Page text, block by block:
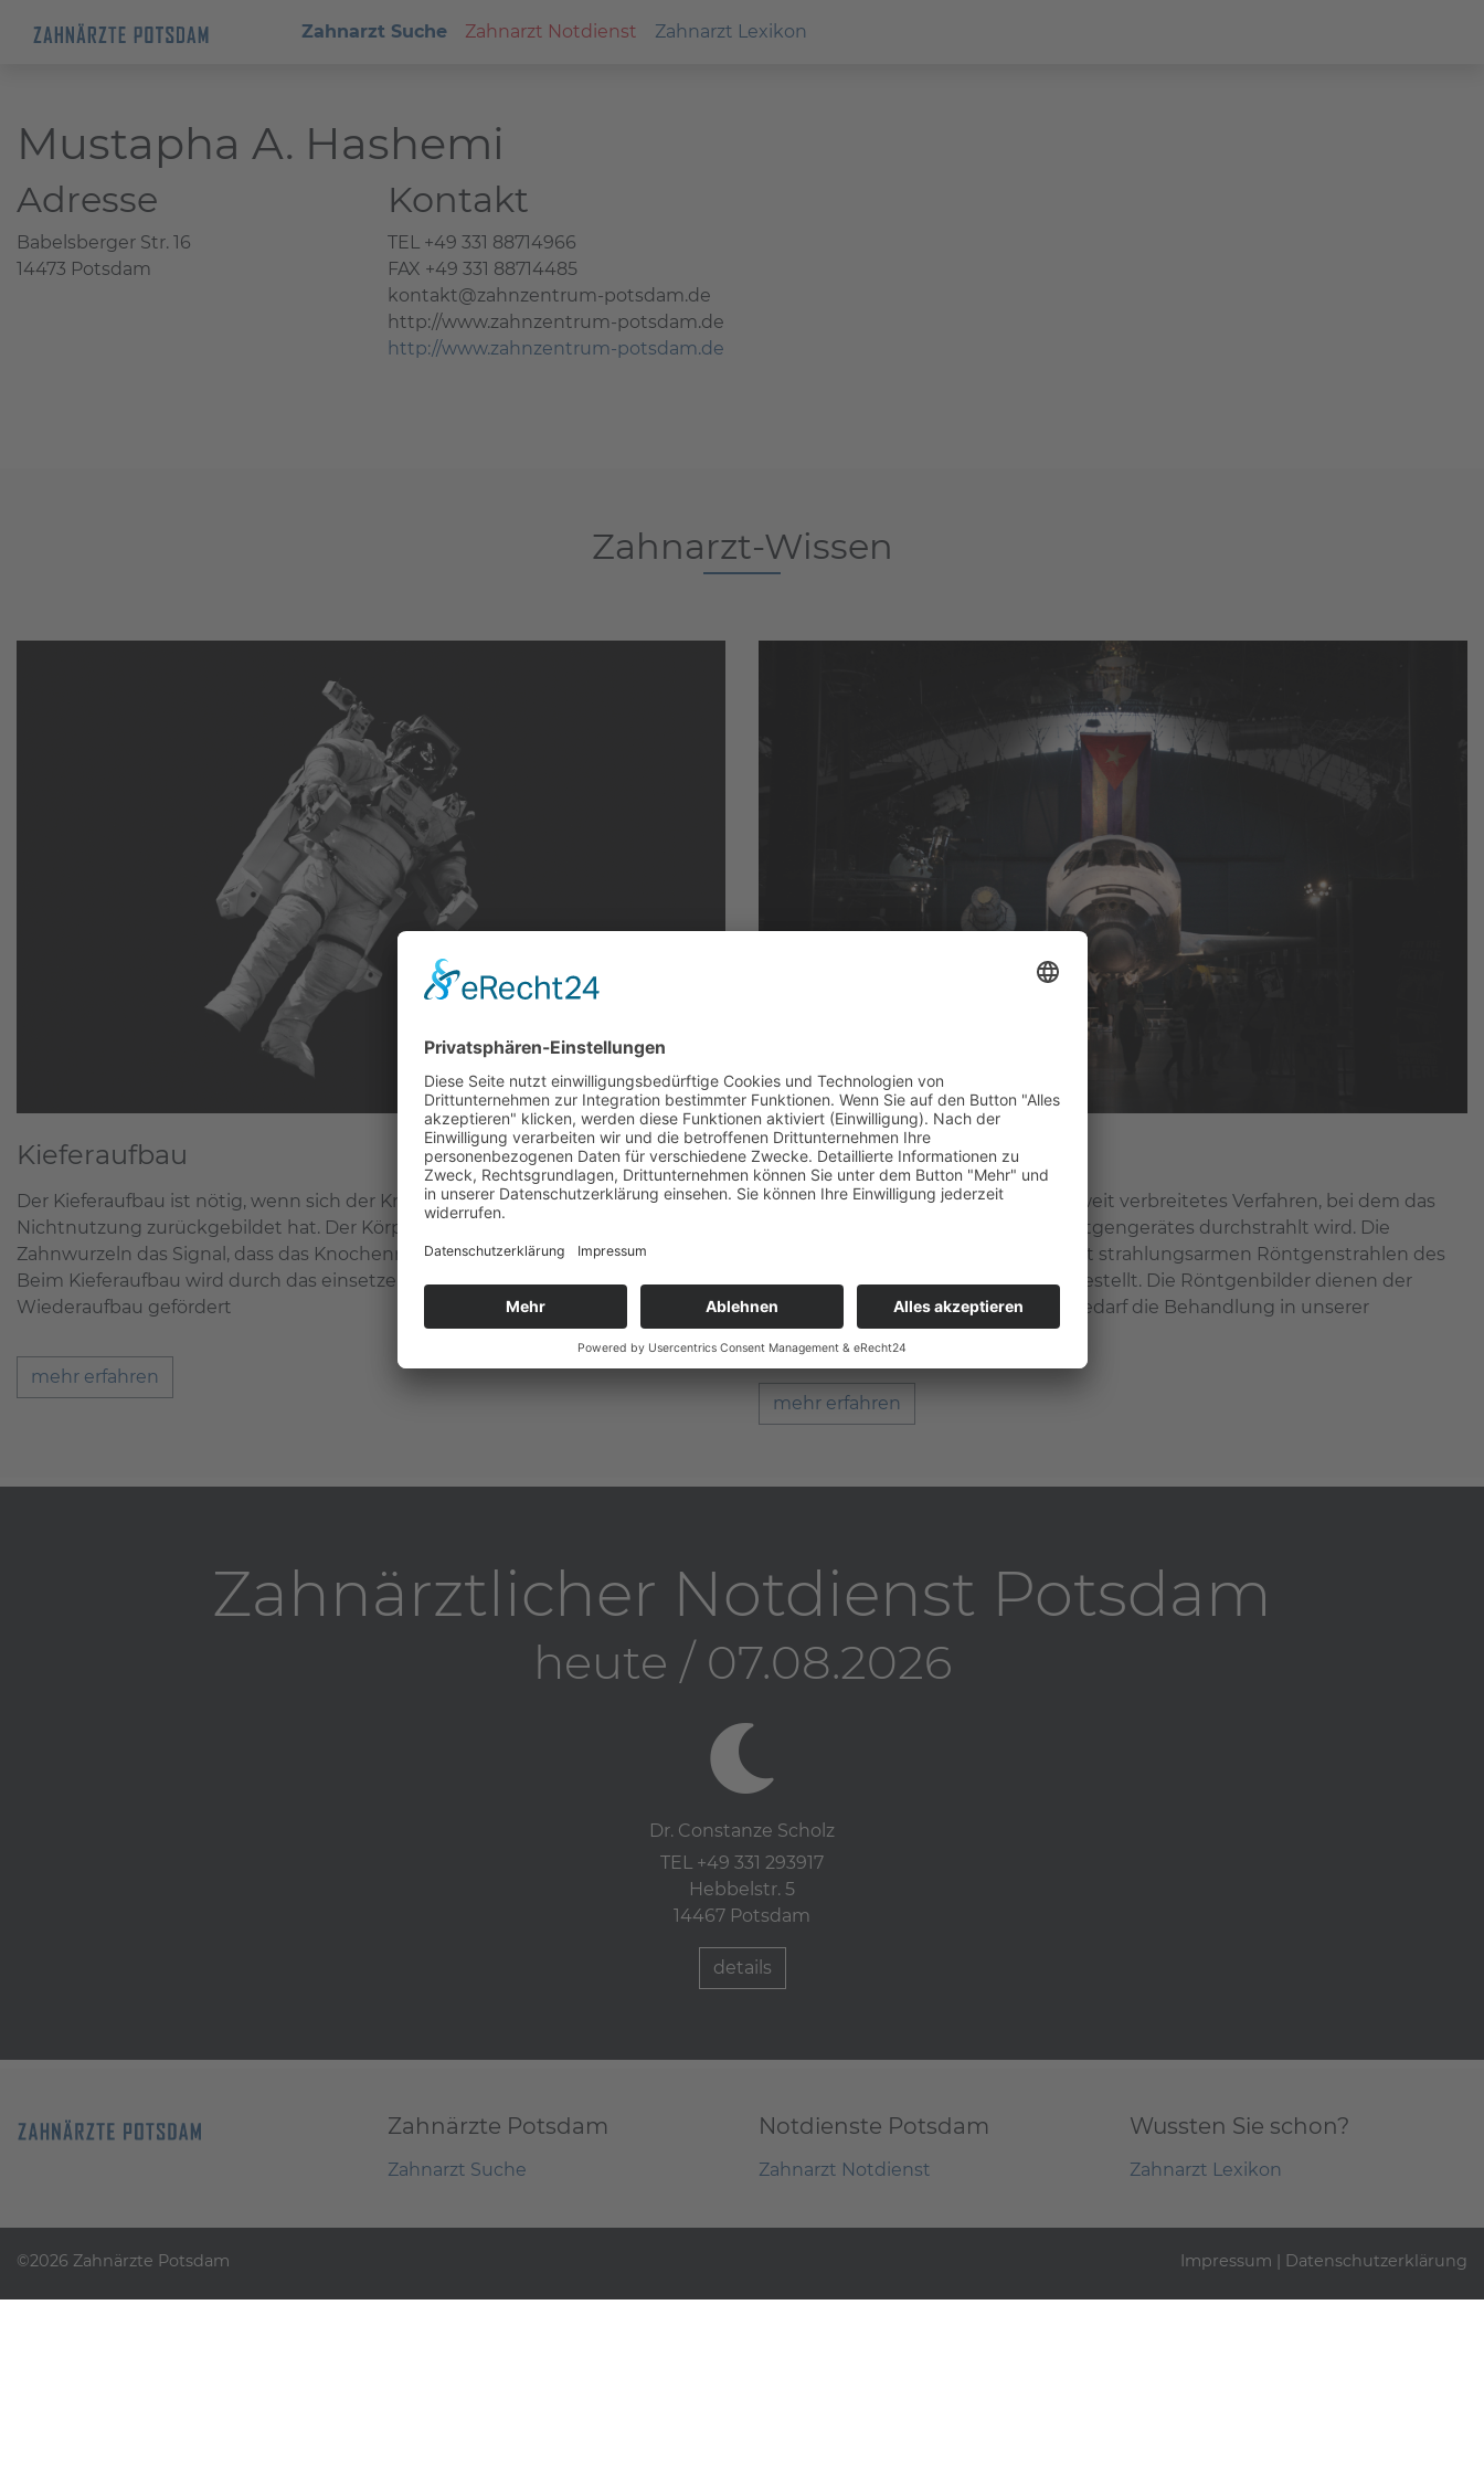
Zahnarzt Suche Zahnarzt Notdienst Zahnarzt Lexikon
Mustapha A. Hashemi
Adresse
Babelsberger Str. 16
14473 Potsdam
Kontakt
TEL +49 331 88714966
FAX +49 331 88714485
kontakt@zahnzentrum-potsdam.de
http://www.zahnzentrum-potsdam.de
http://www.zahnzentrum-potsdam.de
Zahnarzt-Wissen
Kieferaufbau
Der Kieferaufbau ist nötig, wenn sich der Knochen aufgrund längerer
Nichtnutzung zurückgebildet hat. Der Körper bekommt durch fehlende
Zahnwurzeln das Signal, dass das Knochenmaterial nicht mehr gebraucht wird.
Beim Kieferaufbau wird durch das einsetzen von Knochenersatzmaterialien der
Wiederaufbau gefördert
mehr erfahren
Röntgen
Röntgen in der Zahnmedizin ist ein weit verbreitetes Verfahren, bei dem das
Gebiss unter Verwendung eines Röntgengerätes durchstrahlt wird. Die
Durchdringung des Mundraumes mit strahlungsarmen Röntgenstrahlen des
Röntgengerätes wird in Bildern dargestellt. Die Röntgenbilder dienen der
Auswertung und unterstützen bei Bedarf die Behandlung in unserer
Zahnarztpraxis.
mehr erfahren
Zahnärztlicher Notdienst Potsdam
heute / 07.08.2026
Dr. Constanze Scholz
TEL +49 331 293917
Hebbelstr. 5
14467 Potsdam
details
Zahnärzte Potsdam
Zahnarzt Suche
Notdienste Potsdam
Zahnarzt Notdienst
Wussten Sie schon?
Zahnarzt Lexikon
©2026 Zahnärzte Potsdam Impressum | Datenschutzerklärung